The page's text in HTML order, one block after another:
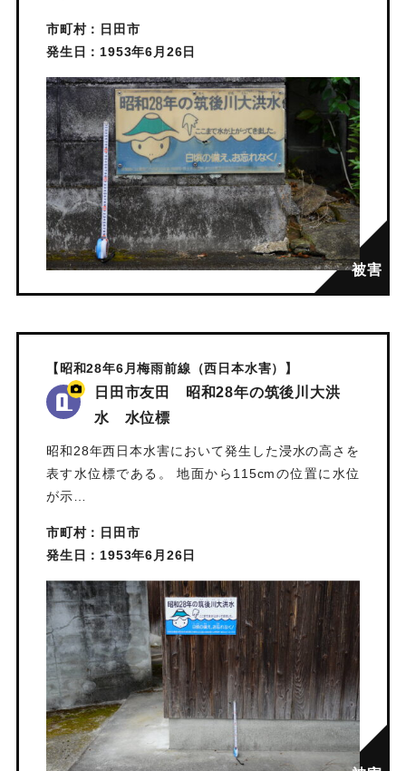
市町村：日田市
発生日：1953年6月26日
【昭和28年6月梅雨前線（西日本水害）】
日田市友田 昭和28年の筑後川大洪
水 水位標
昭和28年西日本水害において発生した浸水の高さを
表す水位標である。 地面から115cmの位置に水位
が示…
市町村：日田市
発生日：1953年6月26日